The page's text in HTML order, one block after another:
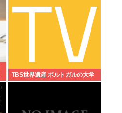
TBS世界遺産 ポルトガルの大学